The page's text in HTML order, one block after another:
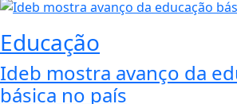
Educação
Ideb mostra avanço da
básica no país